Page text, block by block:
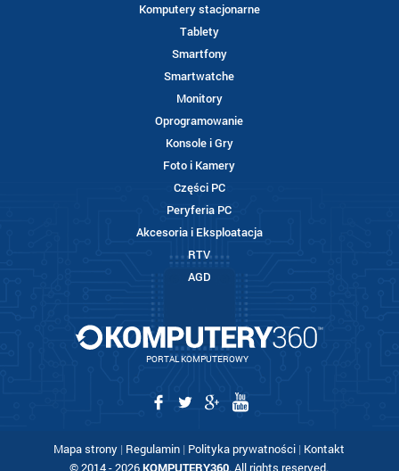
Komputery stacjonarne
Tablety
Smartfony
Smartwatche
Monitory
Oprogramowanie
Konsole i Gry
Foto i Kamery
Części PC
Peryferia PC
Akcesoria i Eksploatacja
RTV
AGD
PORTAL KOMPUTEROWY
Mapa strony | Regulamin | Polityka prywatności | Kontakt
© 2014 - 2026KOMPUTERY360. All rights reserved.